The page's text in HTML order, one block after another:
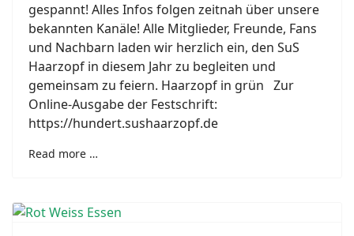
gespannt! Alles Infos folgen zeitnah über unsere
bekannten Kanäle! Alle Mitglieder, Freunde, Fans
und Nachbarn laden wir herzlich ein, den SuS
Haarzopf in diesem Jahr zu begleiten und
gemeinsam zu feiern. Haarzopf in grün Zur
Online-Ausgabe der Festschrift:
https://hundert.sushaarzopf.de
Read more …